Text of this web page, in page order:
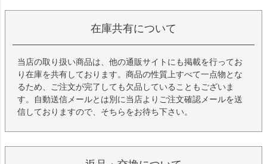
在庫共有について
当店の取り扱い商品は、他の通販サイトにも掲載を行ってお
り在庫を共有しております。商品の性質上すべて一点物とな
るため、ご注文が完了しても欠品していることもございま
す。自動送信メールとは別に当店よりご注文確認メールを送
信しておりますので、そちらをお待ち下さい。